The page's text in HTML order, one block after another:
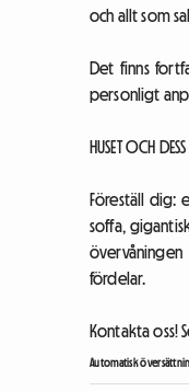
och allt som
Det finns
personligt
HUSET OCH
Föreställ dig:
soffa,
fördelar.
Kontakta oss!
Automatisk